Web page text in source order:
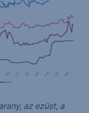
az ezüst, a